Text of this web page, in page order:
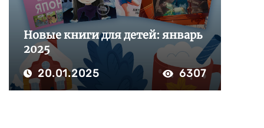
Новые книги для детей: январь
2025
20.01.2025 6307